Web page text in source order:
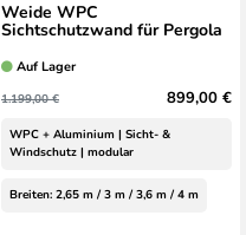
Weide WPC
Sichtschutzwand für Pergola
Auf Lager
1.199,00 € 899,00 €
WPC + Aluminium | Sicht- &
Windschutz | modular
Breiten: 2,65 m / 3 m / 3,6 m / 4 m